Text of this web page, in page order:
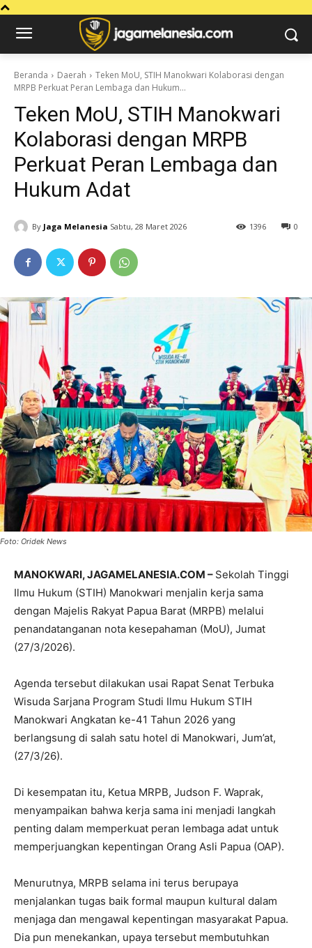
Beranda Daerah
Teken MoU, STIH Manokwari Kolaborasi dengan
MRPB Perkuat Peran Lembaga dan Hukum...
Teken MoU, STIH Manokwari
Kolaborasi dengan MRPB
Perkuat Peran Lembaga dan
Hukum Adat
By Jaga Melanesia Sabtu, 28 Maret 2026 0
1396
Foto: Oridek News
MANOKWARI, JAGAMELANESIA.COM – Sekolah Tinggi
Ilmu Hukum (STIH) Manokwari menjalin kerja sama
dengan Majelis Rakyat Papua Barat (MRPB) melalui
penandatanganan nota kesepahaman (MoU), Jumat
(27/3/2026).
Agenda tersebut dilakukan usai Rapat Senat Terbuka
Wisuda Sarjana Program Studi Ilmu Hukum STIH
Manokwari Angkatan ke-41 Tahun 2026 yang
berlangsung di salah satu hotel di Manokwari, Jum’at,
(27/3/26).
Di kesempatan itu, Ketua MRPB, Judson F. Waprak,
menyampaikan bahwa kerja sama ini menjadi langkah
penting dalam memperkuat peran lembaga adat untuk
memperjuangkan kepentingan Orang Asli Papua (OAP).
Menurutnya, MRPB selama ini terus berupaya
menjalankan tugas baik formal maupun kultural dalam
menjaga dan mengawal kepentingan masyarakat Papua.
Dia pun menekankan, upaya tersebut membutuhkan